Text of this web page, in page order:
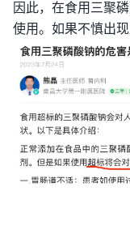
因此，在食用三聚
使用。如果不慎出